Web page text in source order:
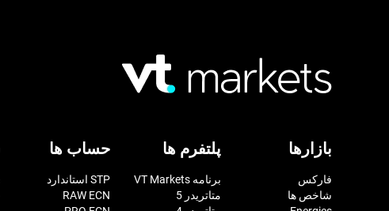
بازارها
فارکس
شاخص ها
پلتفرم ها
برنامه VT Markets
متاتریدر 5
حساب ها
STP استاندارد
RAW ECN